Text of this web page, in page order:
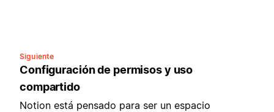
Siguiente
Configuración de permisos y uso
compartido
Notion está pensado para ser un espacio